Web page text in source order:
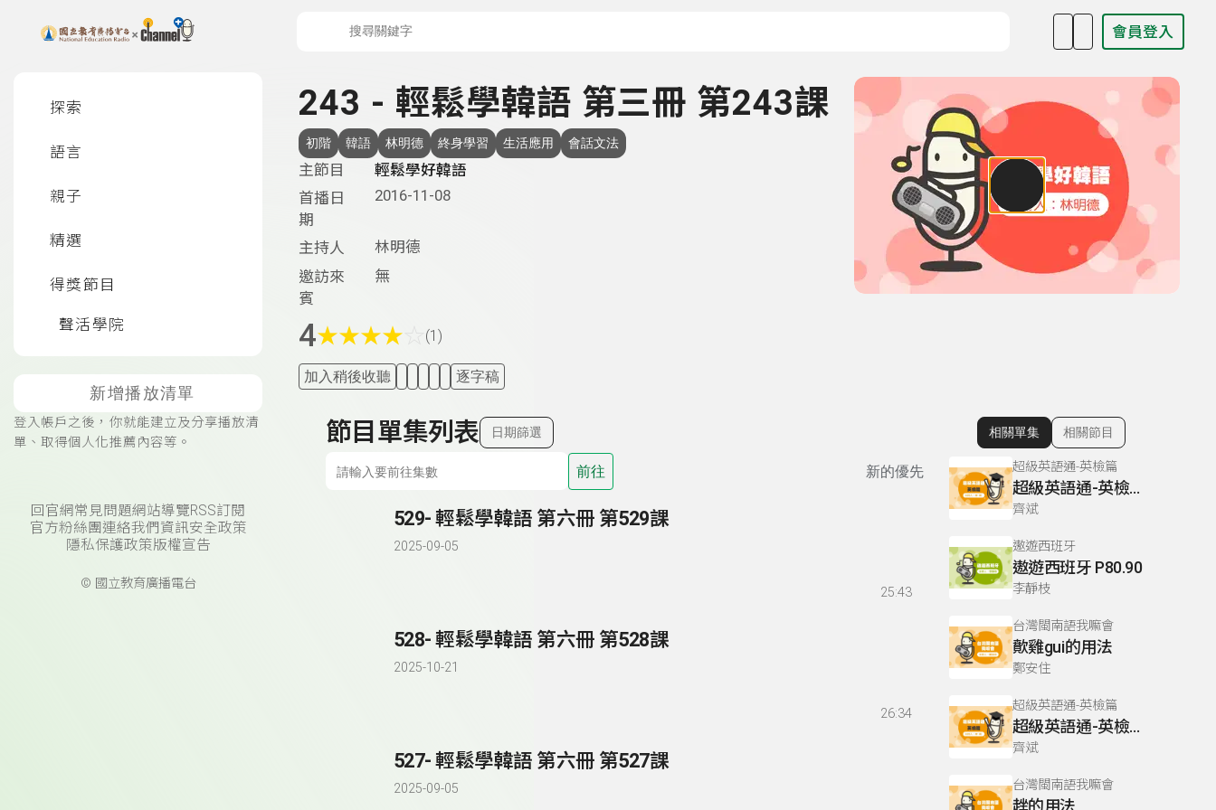
上方功能區塊 會員登入
探索
語言
親子
精選
得獎節目
聲活學院
新增播放清單
登入帳戶之後，你就能建立及分享播放清
單、取得個人化推薦內容等。
回官網常見問題網站導覽RSS訂閱
官方粉絲團連絡我們 資訊安全政策
隱私保護政策版權宣告
© 國立教育廣播電台
243 - 輕鬆學韓語 第三冊 第243課
初階 韓語 林明德 終身學習 生活應用 會話文法
主節目
輕鬆學好韓語
首播日
期
2016-11-08
主持人
林明德
邀訪來
賓
無
4★★★★ (1)
加入稍後收聽 逐字稿
節目單集列表 日期篩選
前往 新的優先
529- 輕鬆學韓語 第六冊 第529課
2025-09-05
25:43
528- 輕鬆學韓語 第六冊 第528課
2025-10-21
26:34
527- 輕鬆學韓語 第六冊 第527課
2025-09-05
顯示相關單集
相關單集 相關節目
超級英語通-英檢篇
超級英語通-英檢篇 083 Cloze Test/段落填空-13
齊斌
遨遊西班牙
遨遊西班牙 P80.90
李靜枝
台灣閩南語我嘛會
歕雞gui的用法
鄭安住
超級英語通-英檢篇
超級英語通-英檢篇 035 Weekend Trip- 週末旅遊
齊斌
台灣閩南語我嘛會
趖的用法